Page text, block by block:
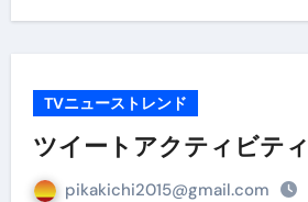
TVニューストレンド
ツイートアクティビティ
pikakichi2015@gmail.com